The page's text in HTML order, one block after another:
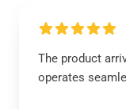
The product
operates